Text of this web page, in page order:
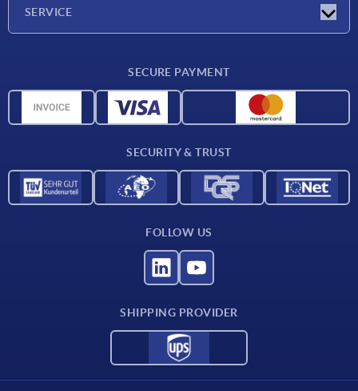
SERVICE
CAD data
SECURE PAYMENT
SECURITY & TRUST
FOLLOW US
SHIPPING PROVIDER